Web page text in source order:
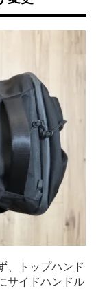
、トップハンド
サイドハンドル